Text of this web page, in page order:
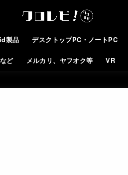
製品 デスクトップPC・ノートPC
ど メルカリ、ヤフオク等 VR